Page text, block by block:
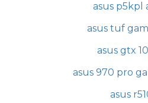
asus p5kpl
asus tuf
asus gtx
asus 970 pro
asus